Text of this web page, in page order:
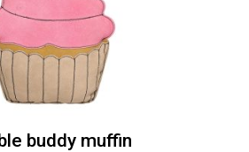
buddy muffin